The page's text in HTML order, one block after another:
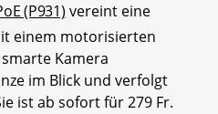
(P931) vereint eine
einem motorisierten
Kamera
im Blick und verfolgt
ist ab sofort für 279 Fr.